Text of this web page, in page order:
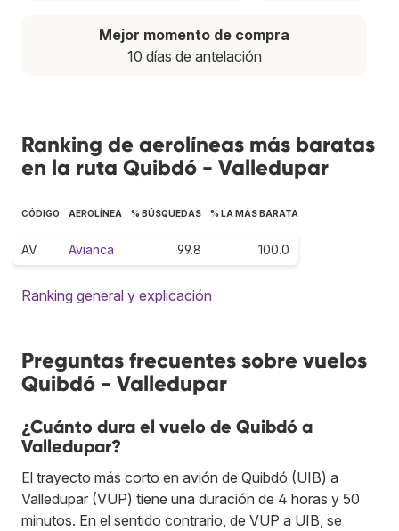
Mejor momento de compra
10 días de antelación
Ranking de aerolíneas más baratas
en la ruta Quibdó - Valledupar
CÓDIGO AEROLÍNEA % BÚSQUEDAS % LA MÁS BARATA
AV Avianca 99.8 100.0
Ranking general y explicación
Preguntas frecuentes sobre vuelos
Quibdó - Valledupar
¿Cuánto dura el vuelo de Quibdó a
Valledupar?
El trayecto más corto en avión de Quibdó (UIB) a
Valledupar (VUP) tiene una duración de 4 horas y 50
minutos. En el sentido contrario, de VUP a UIB, se